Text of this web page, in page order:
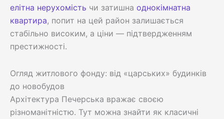
елітна нерухомість чи затишна однокімнатна
квартира, попит на цей район залишається
стабільно високим, а ціни — підтвердженням
престижності.
Огляд житлового фонду: від «царських» будинків
до новобудов
Архітектура Печерська вражає своєю
різноманітністю. Тут можна знайти як класичні